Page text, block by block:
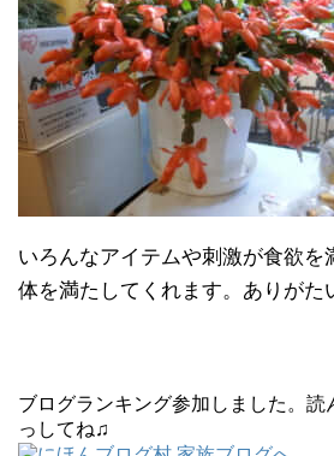
いろんなアイテムや刺激が食欲を
体を満たしてくれます。ありがた
ブログランキング参加しました。読
っしてね♫